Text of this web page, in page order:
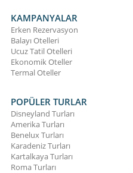
KAMPANYALAR
Erken Rezervasyon
Balayı Otelleri
Ucuz Tatil Otelleri
Ekonomik Oteller
Termal Oteller
POPÜLER TURLAR
Disneyland Turları
Amerika Turları
Benelux Turları
Karadeniz Turları
Kartalkaya Turları
Roma Turları